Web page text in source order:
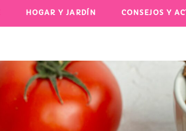
HOGAR Y JARDÍN CONSEJOS Y